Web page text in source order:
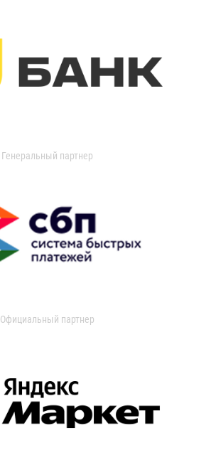
Генеральный партнер
Официальный партнер